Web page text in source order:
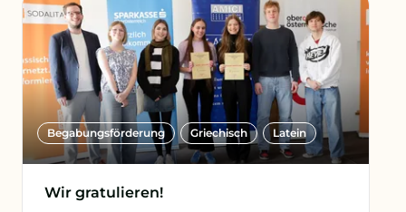
Begabungs­förderung Griechisch Latein
Wir gratulieren!